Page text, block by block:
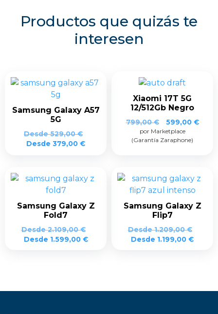
Productos que quizás te
interesen
Samsung Galaxy A57
5G
Desde529,00€
Desde 379,00 €
Xiaomi 17T 5G
12/512Gb Negro
799,00€
El
precio
original
599,00 €El
por Marketplace
(Garantía Zaraphone)
Samsung Galaxy Z
Fold7
Desde2.109,00€
Desde 1.599,00 €
Samsung Galaxy Z
Flip7
Desde1.209,00€
Desde 1.199,00 €